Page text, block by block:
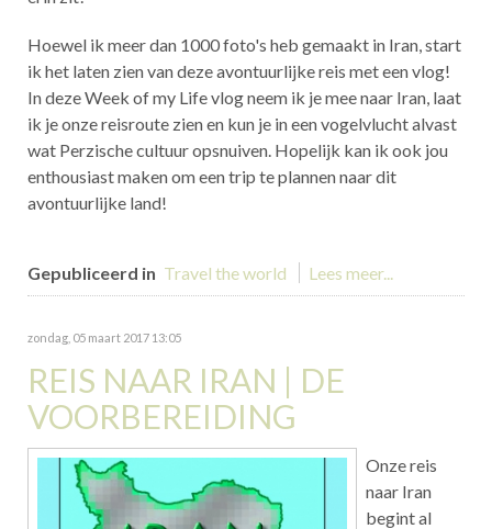
Hoewel ik meer dan 1000 foto's heb gemaakt in Iran, start
ik het laten zien van deze avontuurlijke reis met een vlog!
In deze Week of my Life vlog neem ik je mee naar Iran, laat
ik je onze reisroute zien en kun je in een vogelvlucht alvast
wat Perzische cultuur opsnuiven. Hopelijk kan ik ook jou
enthousiast maken om een trip te plannen naar dit
avontuurlijke land!
Gepubliceerd in Travel the world Lees meer...
zondag, 05 maart 2017 13:05
REIS NAAR IRAN | DE
VOORBEREIDING
Onze reis
naar Iran
begint al